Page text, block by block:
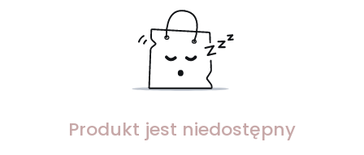
Produkt jest niedostępny